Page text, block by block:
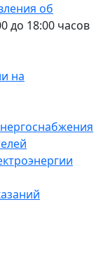
об
до 18:00 часов
на